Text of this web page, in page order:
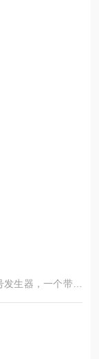
生器，一个带传
别电缆，需要给被